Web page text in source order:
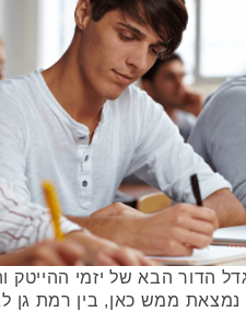
הדור הבא של יזמי ההייטק
ממש כאן, בין רמת גן